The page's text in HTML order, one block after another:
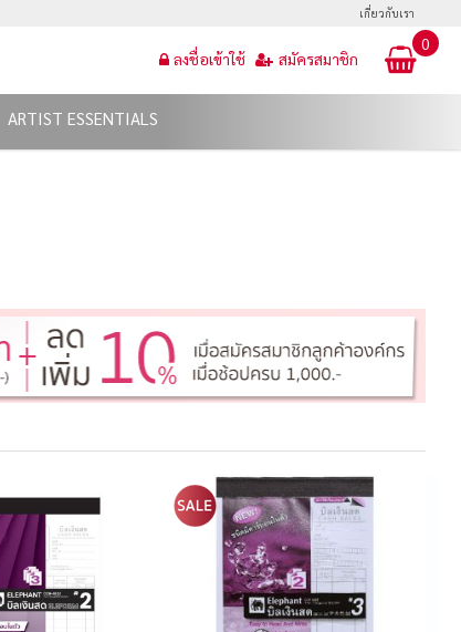
เกี่ยวกับเรา
0
ลงชื่อเข้าใช้ สมัครสมาชิก
ARTIST ESSENTIALS